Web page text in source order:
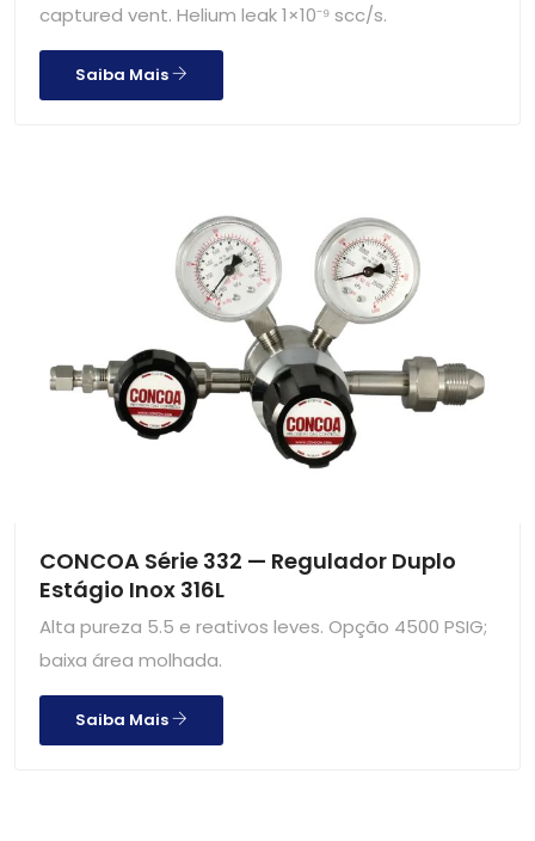
captured vent. Helium leak 1×10⁻⁹ scc/s.
Saiba Mais
CONCOA Série 332 — Regulador Duplo
Estágio Inox 316L
Alta pureza 5.5 e reativos leves. Opção 4500 PSIG;
baixa área molhada.
Saiba Mais